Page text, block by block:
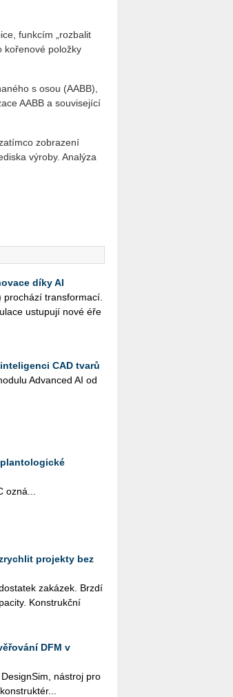
funk­cím „roz­ba­lit
ko­ře­no­vé po­lož­ky
s osou (AABB),
AABB a sou­vi­se­jí­cí
zob­ra­ze­ní
vý­ro­by. Ana­lý­za
díky AI
trans­for­ma­cí.
ustu­pu­jí nové éře
CAD tvarů
Advan­ced AI od
projekty bez
za­ká­zek. Brzdí
Kon­strukč­ní
DFM v
ná­stroj pro